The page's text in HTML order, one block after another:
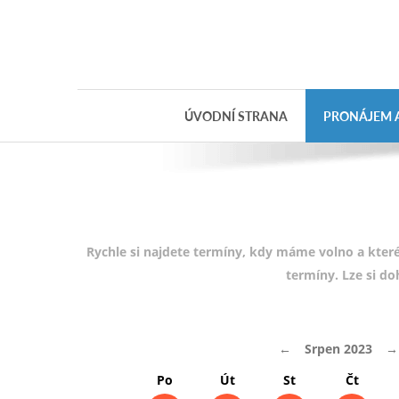
ÚVODNÍ STRANA PRONÁJEM
Rychle si najdete termíny, kdy máme volno a
termíny. Lze si
← Srpen 2023
→
Po
Út St Čt
poukazu